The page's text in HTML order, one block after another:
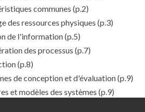
communes (p.2)
des ressources physiques (p.3)
de l'information(p.5)
des processus (p.7)
(p.8)
de conception et d'évaluation(p.9)
et modèles des systèmes (p.9)